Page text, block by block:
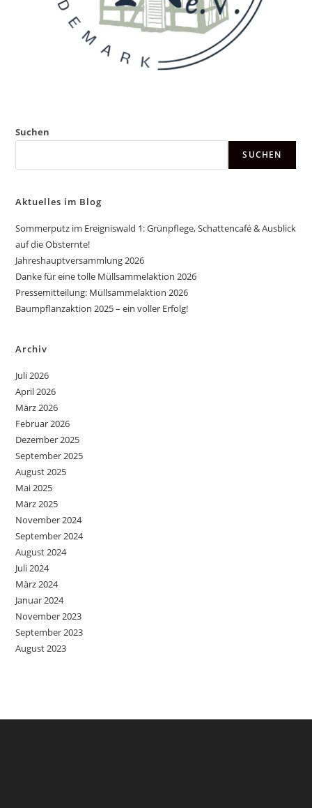
Suchen
SUCHEN
Aktuelles im Blog
Sommerputz im Ereigniswald 1: Grünpflege, Schattencafé & Ausblick
auf die Obsternte!
Jahreshauptversammlung 2026
Danke für eine tolle Müllsammelaktion 2026
Pressemitteilung: Müllsammelaktion 2026
Baumpflanzaktion 2025 – ein voller Erfolg!
Archiv
Juli 2026
April 2026
März 2026
Februar 2026
Dezember 2025
September 2025
August 2025
Mai 2025
März 2025
November 2024
September 2024
August 2024
Juli 2024
März 2024
Januar 2024
November 2023
September 2023
August 2023